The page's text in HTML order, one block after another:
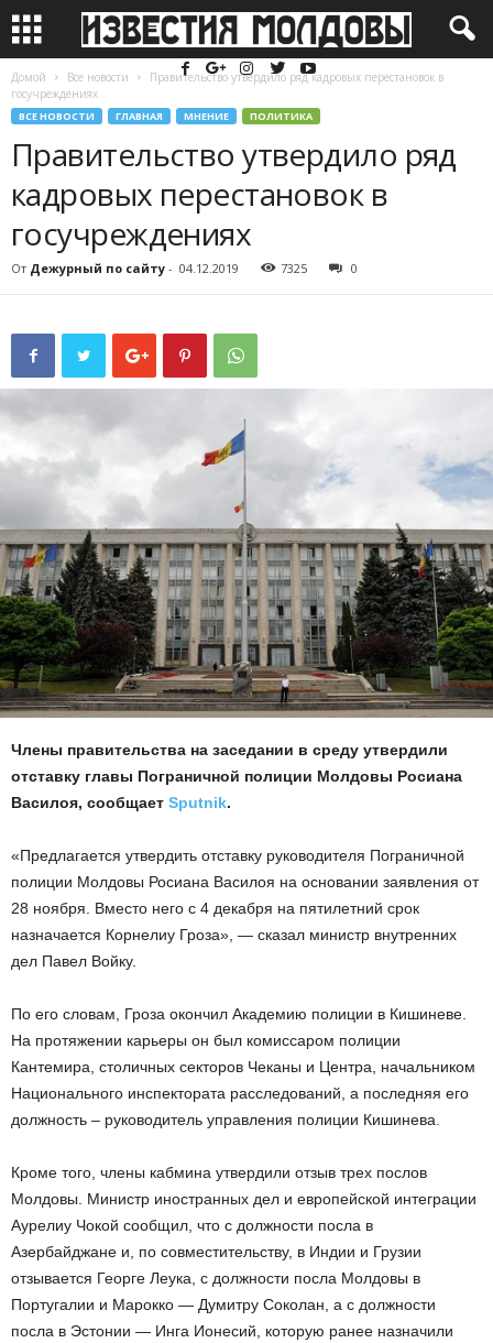
Домой Все новости
Правительство утвердило ряд кадровых перестановок в
госучреждениях
ВСЕ НОВОСТИ ГЛАВНАЯ МНЕНИЕ ПОЛИТИКА
Правительство утвердило ряд
кадровых перестановок в
госучреждениях
От Дежурный по сайту - 04.12.2019 7325 0
Члены правительства на заседании в среду утвердили
отставку главы Пограничной полиции Молдовы Росиана
Василоя, сообщает Sputnik.
«Предлагается утвердить отставку руководителя Пограничной
полиции Молдовы Росиана Василоя на основании заявления от
28 ноября. Вместо него с 4 декабря на пятилетний срок
назначается Корнелиу Гроза», — сказал министр внутренних
дел Павел Войку.
По его словам, Гроза окончил Академию полиции в Кишиневе.
На протяжении карьеры он был комиссаром полиции
Кантемира, столичных секторов Чеканы и Центра, начальником
Национального инспектората расследований, а последняя его
должность – руководитель управления полиции Кишинева.
Кроме того, члены кабмина утвердили отзыв трех послов
Молдовы. Министр иностранных дел и европейской интеграции
Аурелиу Чокой сообщил, что с должности посла в
Азербайджане и, по совместительству, в Индии и Грузии
отзывается Георге Леука, с должности посла Молдовы в
Португалии и Марокко — Думитру Соколан, а с должности
посла в Эстонии — Инга Ионесий, которую ранее назначили